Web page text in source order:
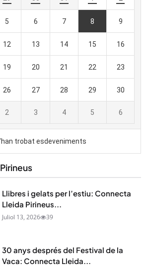
Llibres i gelats per l’estiu: Connecta
Lleida Pirineus...
Juliol 13, 2026 39
30 anys després del Festival de la
Vaca: Connecta Lleida...